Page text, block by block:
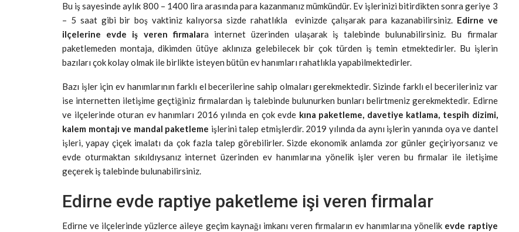
Bu iş sayesinde aylık 800 – 1400 lira arasında para kazanmanız mümkündür. Ev işlerinizi bitirdikten sonra geriye 3
– 5 saat gibi bir boş vaktiniz kalıyorsa sizde rahatlıkla
evinizde çalışarak para kazanabilirsiniz. Edirne ve
ilçelerine evde iş veren firmalara internet üzerinden ulaşarak iş talebinde bulunabilirsiniz. Bu firmalar
paketlemeden montaja, dikimden ütüye aklınıza gelebilecek bir çok türden iş temin etmektedirler. Bu işlerin
bazıları çok kolay olmak ile birlikte isteyen bütün ev hanımları rahatlıkla yapabilmektedirler.
Bazı işler için ev hanımlarının farklı el becerilerine sahip olmaları gerekmektedir. Sizinde farklı el becerileriniz var
ise internetten iletişime geçtiğiniz firmalardan iş talebinde bulunurken bunları belirtmeniz gerekmektedir. Edirne
ve ilçelerinde oturan ev hanımları 2016 yılında en çok evde kına paketleme, davetiye katlama, tespih dizimi,
kalem montajı ve mandal paketleme işlerini talep etmişlerdir. 2019 yılında da aynı işlerin yanında oya ve dantel
işleri, yapay çiçek imalatı da çok fazla talep görebilirler. Sizde ekonomik anlamda zor günler geçiriyorsanız ve
evde oturmaktan sıkıldıysanız internet üzerinden ev hanımlarına yönelik işler veren bu firmalar ile iletişime
geçerek iş talebinde bulunabilirsiniz.
Edirne evde raptiye paketleme işi veren firmalar
Edirne ve ilçelerinde yüzlerce aileye geçim kaynağı imkanı veren firmaların ev hanımlarına yönelik evde raptiye